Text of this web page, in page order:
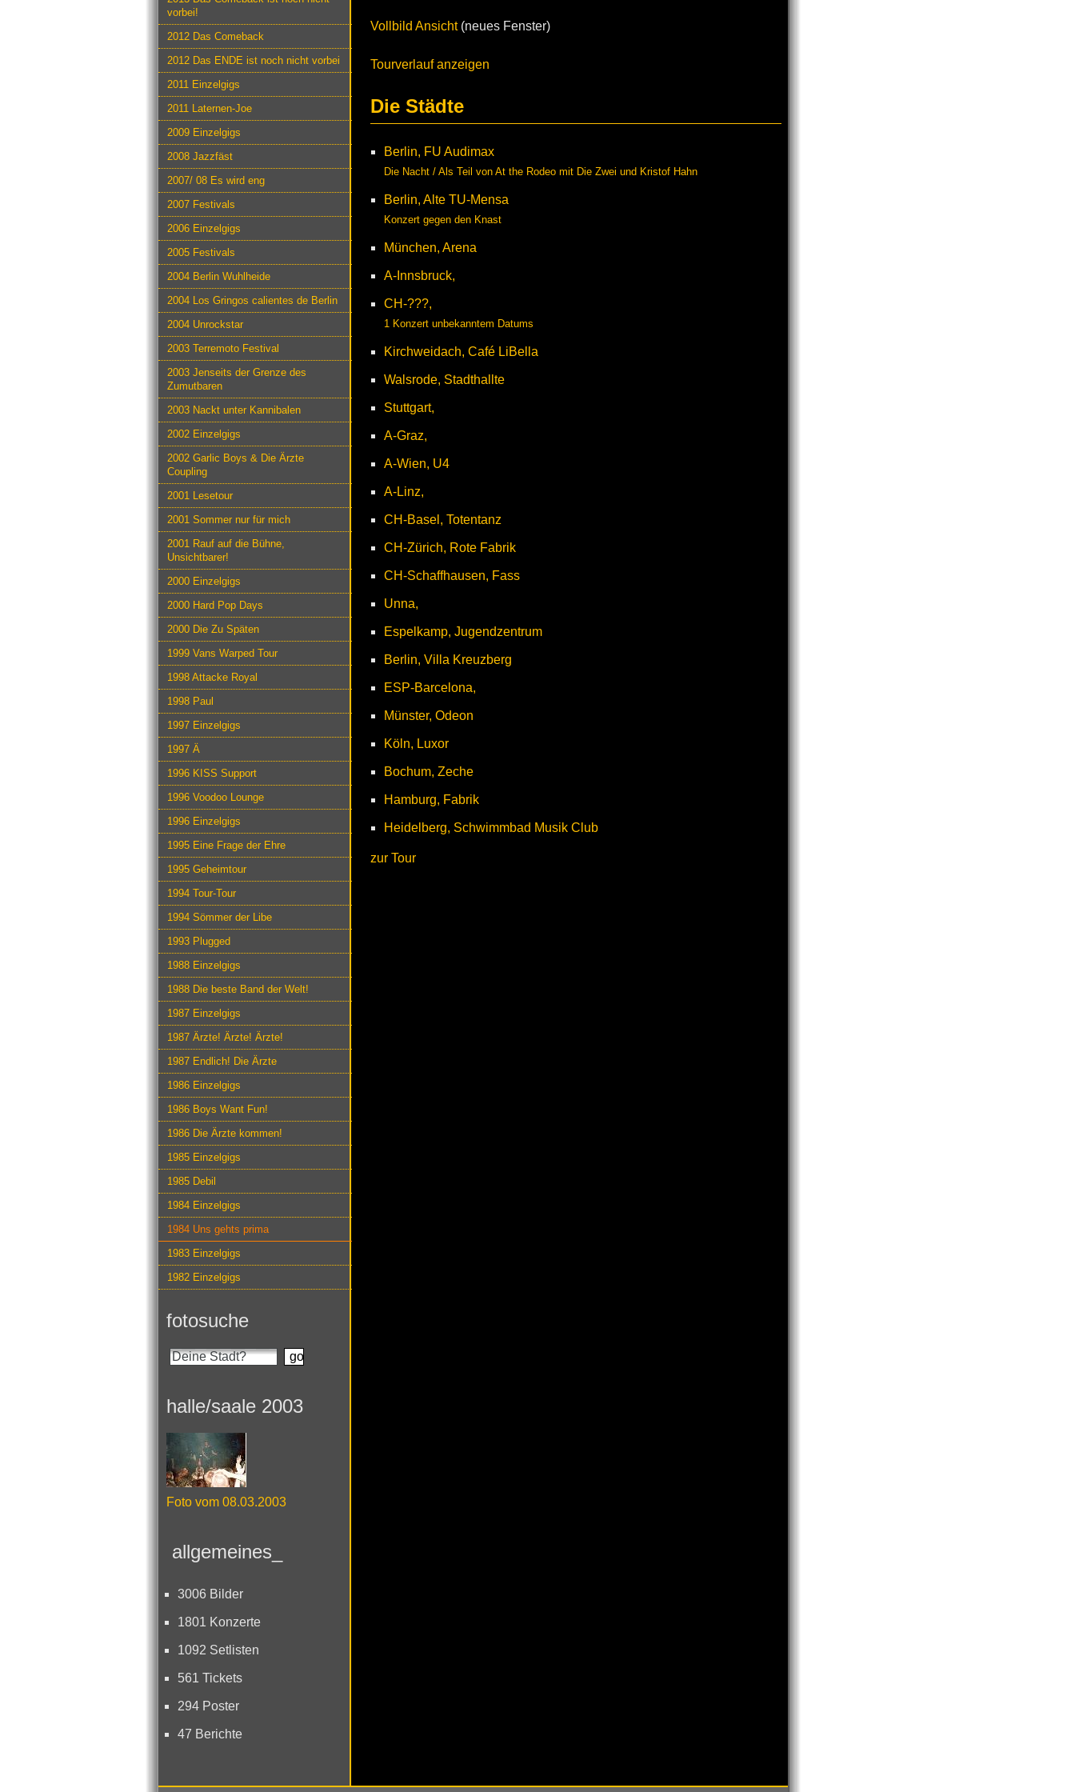
vorbei!
2012 Das Comeback
2012 Das ENDE ist noch nicht vorbei
2011 Einzelgigs
2011 Laternen-Joe
2009 Einzelgigs
2008 Jazzfäst
2007/ 08 Es wird eng
2007 Festivals
2006 Einzelgigs
2005 Festivals
2004 Berlin Wuhlheide
2004 Los Gringos calientes de Berlin
2004 Unrockstar
2003 Terremoto Festival
2003 Jenseits der Grenze des
Zumutbaren
2003 Nackt unter Kannibalen
2002 Einzelgigs
2002 Garlic Boys & Die Ärzte
Coupling
2001 Lesetour
2001 Sommer nur für mich
2001 Rauf auf die Bühne,
Unsichtbarer!
2000 Einzelgigs
2000 Hard Pop Days
2000 Die Zu Späten
1999 Vans Warped Tour
1998 Attacke Royal
1998 Paul
1997 Einzelgigs
1997 Ä
1996 KISS Support
1996 Voodoo Lounge
1996 Einzelgigs
1995 Eine Frage der Ehre
1995 Geheimtour
1994 Tour-Tour
1994 Sömmer der Libe
1993 Plugged
1988 Einzelgigs
1988 Die beste Band der Welt!
1987 Einzelgigs
1987 Ärzte! Ärzte! Ärzte!
1987 Endlich! Die Ärzte
1986 Einzelgigs
1986 Boys Want Fun!
1986 Die Ärzte kommen!
1985 Einzelgigs
1985 Debil
1984 Einzelgigs
1984 Uns gehts prima
1983 Einzelgigs
1982 Einzelgigs
fotosuche
halle/saale 2003
Foto vom 08.03.2003
allgemeines_
3006 Bilder
1801 Konzerte
1092 Setlisten
561 Tickets
294 Poster
47 Berichte
Vollbild Ansicht(neues Fenster)
Tourverlauf anzeigen
Die Städte
Berlin, FU Audimax
Die Nacht / Als Teil von At the Rodeo mit Die Zwei und Kristof Hahn
Berlin, Alte TU-Mensa
Konzert gegen den Knast
München, Arena
A-Innsbruck,
CH-???,
1 Konzert unbekanntem Datums
Kirchweidach, Café LiBella
Walsrode, Stadthallte
Stuttgart,
A-Graz,
A-Wien, U4
A-Linz,
CH-Basel, Totentanz
CH-Zürich, Rote Fabrik
CH-Schaffhausen, Fass
Unna,
Espelkamp, Jugendzentrum
Berlin, Villa Kreuzberg
ESP-Barcelona,
Münster, Odeon
Köln, Luxor
Bochum, Zeche
Hamburg, Fabrik
Heidelberg, Schwimmbad Musik Club
zur Tour